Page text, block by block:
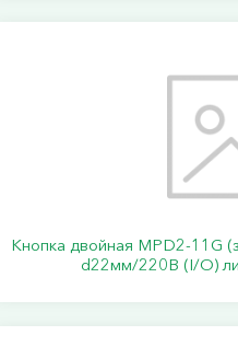
Кнопка двойная MPD2-11G
d22мм/220В (I/O)